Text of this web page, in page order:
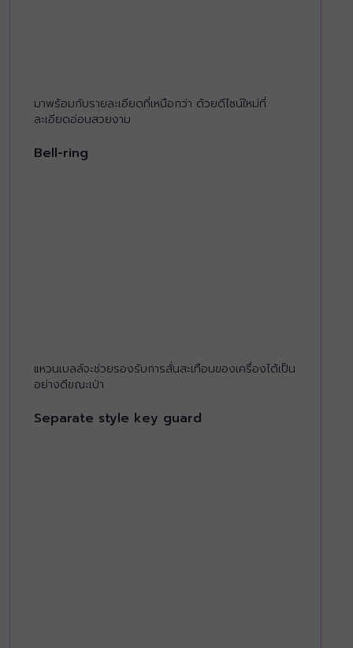
มาพร้อมกับรายละเอียดที่เหนือกว่า ด้วยดีไซน์ใหม่ที่
ละเอียดอ่อนสวยงาม
Bell-ring
แหวนเบลล์จะช่วยรองรับการสั่นสะเทือนของเครื่องได้เป็น
อย่างดีขณะเป่า
Separate style key guard